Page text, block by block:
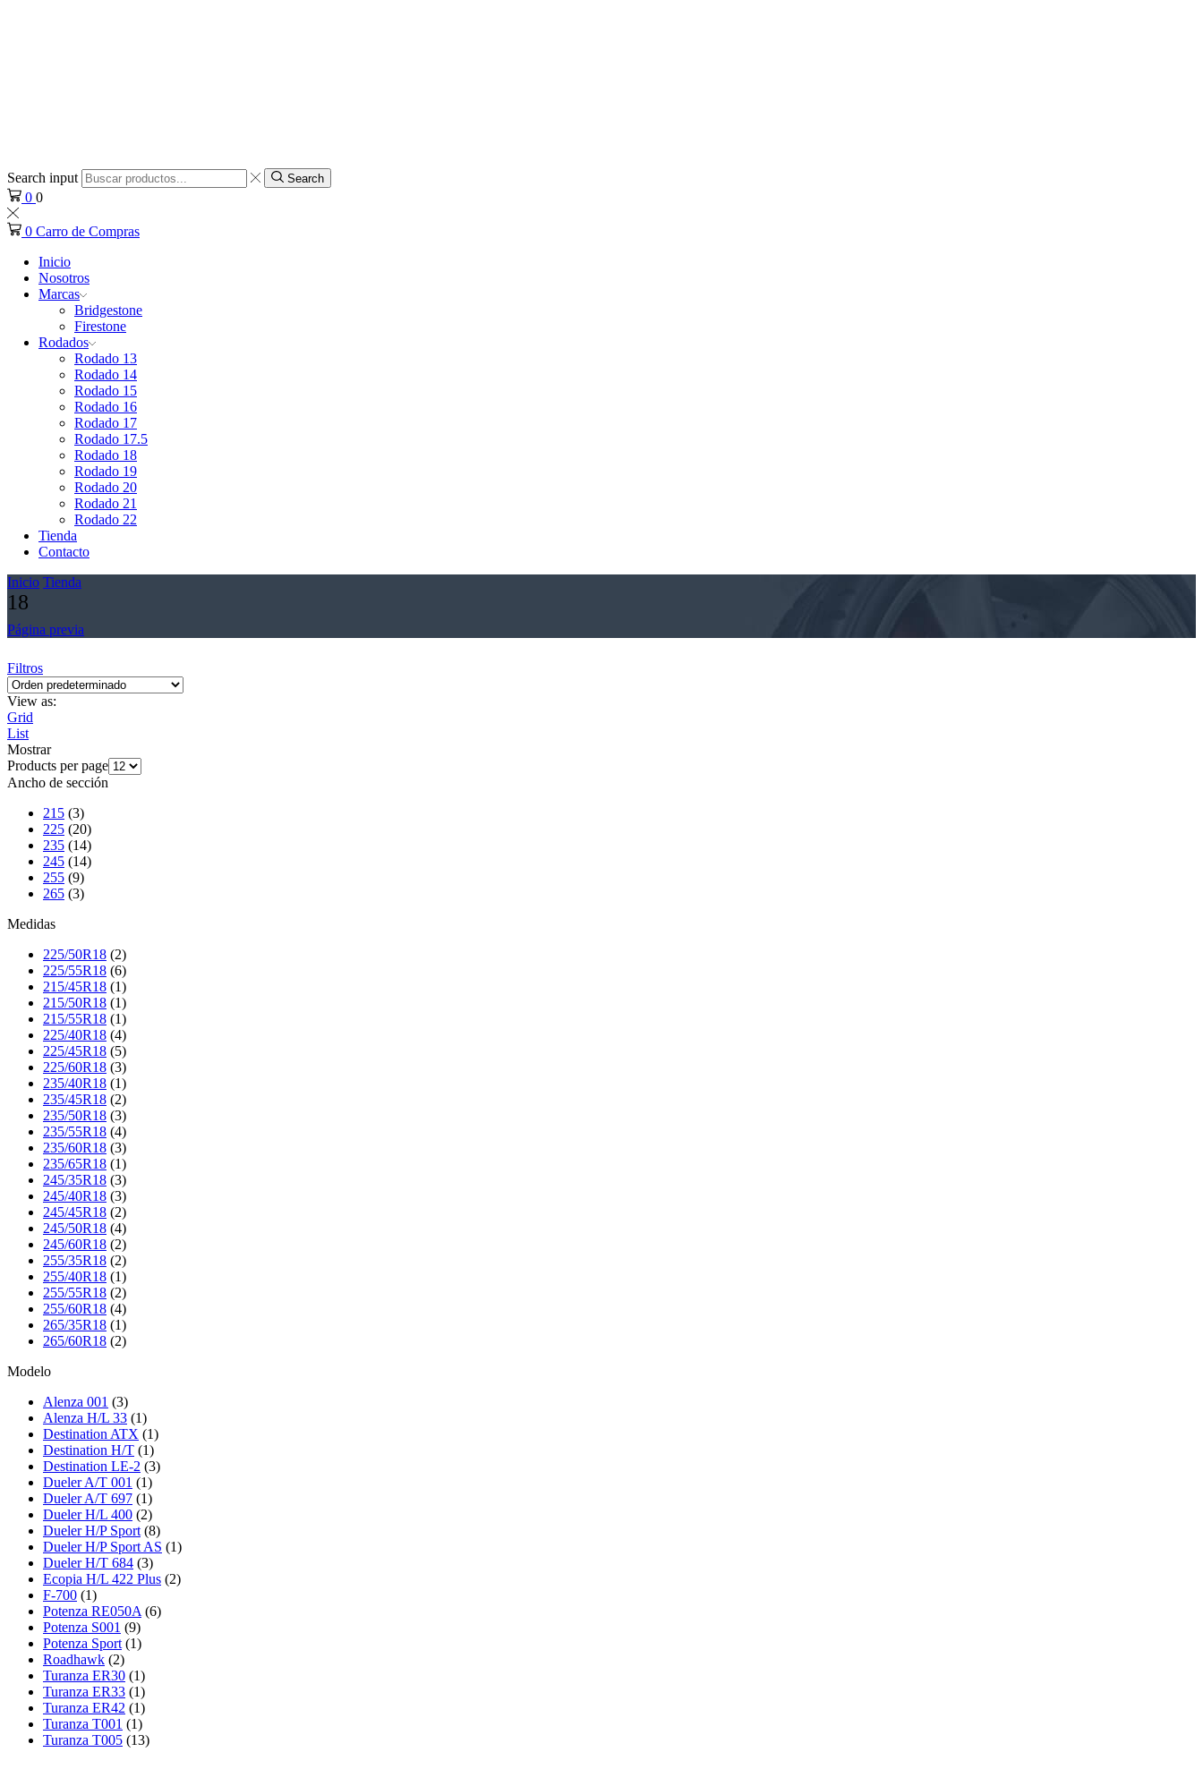
Search input Search
0 0
0 Carro de Compras
Inicio
Nosotros
Marcas
Bridgestone
Firestone
Rodados
Rodado 13
Rodado 14
Rodado 15
Rodado 16
Rodado 17
Rodado 17.5
Rodado 18
Rodado 19
Rodado 20
Rodado 21
Rodado 22
Tienda
Contacto
Inicio Tienda
18
Página previa
Filtros
View as:
Grid
List
Mostrar
Products per page
Ancho de sección
215 (3)
225 (20)
235 (14)
245 (14)
255 (9)
265 (3)
Medidas
225/50R18 (2)
225/55R18 (6)
215/45R18 (1)
215/50R18 (1)
215/55R18 (1)
225/40R18 (4)
225/45R18 (5)
225/60R18 (3)
235/40R18 (1)
235/45R18 (2)
235/50R18 (3)
235/55R18 (4)
235/60R18 (3)
235/65R18 (1)
245/35R18 (3)
245/40R18 (3)
245/45R18 (2)
245/50R18 (4)
245/60R18 (2)
255/35R18 (2)
255/40R18 (1)
255/55R18 (2)
255/60R18 (4)
265/35R18 (1)
265/60R18 (2)
Modelo
Alenza 001 (3)
Alenza H/L 33 (1)
Destination ATX (1)
Destination H/T (1)
Destination LE-2 (3)
Dueler A/T 001 (1)
Dueler A/T 697 (1)
Dueler H/L 400 (2)
Dueler H/P Sport (8)
Dueler H/P Sport AS (1)
Dueler H/T 684 (3)
Ecopia H/L 422 Plus (2)
F-700 (1)
Potenza RE050A (6)
Potenza S001 (9)
Potenza Sport (1)
Roadhawk (2)
Turanza ER30 (1)
Turanza ER33 (1)
Turanza ER42 (1)
Turanza T001 (1)
Turanza T005 (13)